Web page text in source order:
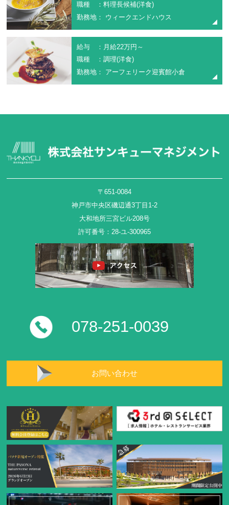
職種 ：料理長候補(洋食)
勤務地： ウィークエンドハウス
給与 ：月給22万円～
職種 ：調理(洋食)
勤務地： アーフェリーク迎賓館小倉
〒651-0084
神戸市中央区磯辺通3丁目1-2
大和地所三宮ビル208号
許可番号：28-ユ-300965
078-251-0039
お問い合わせ